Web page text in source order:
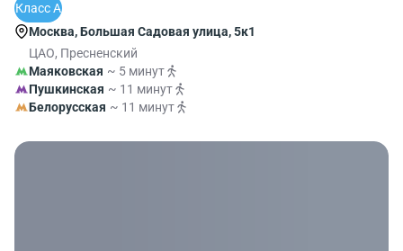
Класс A
Москва, Большая Садовая улица, 5к1
ЦАО, Пресненский
Маяковская ~ 5 минут
Пушкинская ~ 11 минут
Белорусская ~ 11 минут